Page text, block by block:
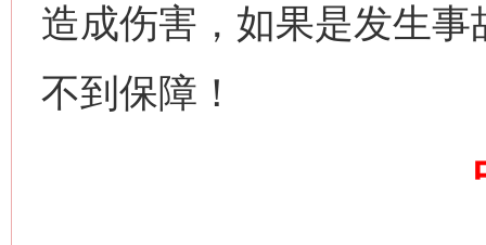
造成伤害，如果是发生
不到保障！